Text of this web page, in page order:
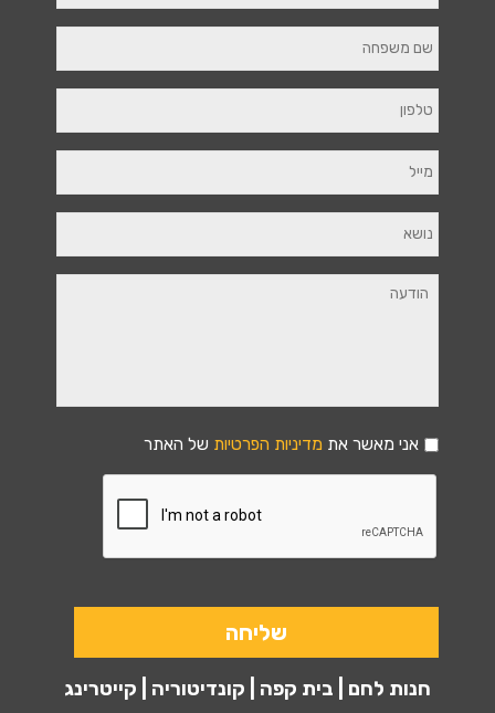
אני מאשר את מדיניות הפרטיות של האתר
חנות לחם | בית קפה | קונדיטוריה | קייטרינג